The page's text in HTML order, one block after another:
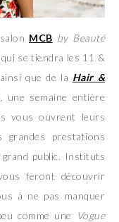
MCB by Beauté
se tiendra les 11 &
que de la Hair &
une semaine entière
vous ouvrent leurs
prestations
grand public. Instituts
feront découvrir
à ne pas manquer
comme une
Vogue